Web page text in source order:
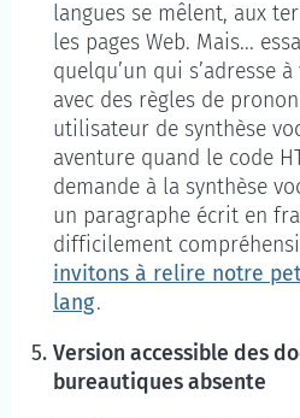
langues se mêlent, aux
les pages Web. Mais...
quelqu’un qui s’adresse
avec des règles de
utilisateur de synthèse
aventure quand le code
demande à la synthèse
un paragraphe écrit en
difficilement
invitons à relire notre
lang.
Version accessible des
bureautiques absente